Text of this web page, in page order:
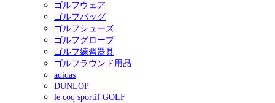
ゴルフウェア
ゴルフバッグ
ゴルフシューズ
ゴルフグローブ
ゴルフ練習器具
ゴルフラウンド用品
adidas
DUNLOP
le coq sportif GOLF